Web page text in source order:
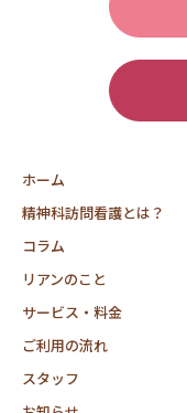
ホーム
精神科訪問看護とは？
コラム
リアンのこと
サービス・料金
ご利用の流れ
スタッフ